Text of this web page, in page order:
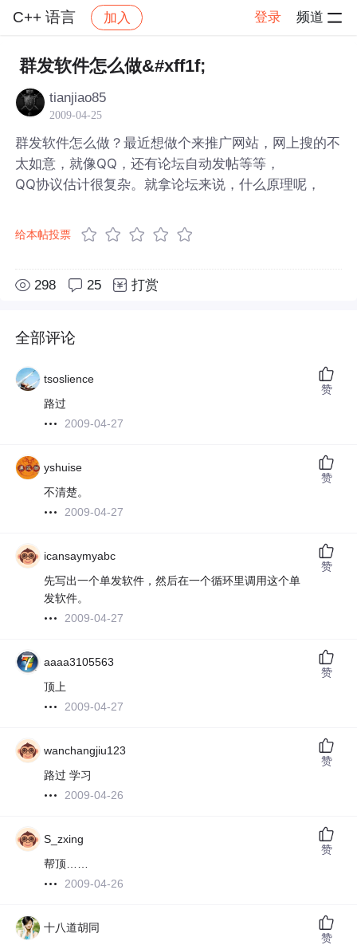
C++ 语言 加入 登录 频道
社区 C++ 语言 帖子详情
群发软件怎么做&#xff1f;
tianjiao85
2009-04-25
群发软件怎么做？最近想做个来推广网站，网上搜的不
太如意，就像QQ，还有论坛自动发帖等等，
QQ协议估计很复杂。就拿论坛来说，什么原理呢，
给本帖投票
298 25 打赏
全部评论
tsoslience
路过
2009-04-27
赞
yshuise
不清楚。
2009-04-27
赞
icansaymyabc
先写出一个单发软件，然后在一个循环里调用这个单
发软件。
2009-04-27
赞
aaaa3105563
顶上
2009-04-27
赞
wanchangjiu123
路过 学习
2009-04-26
赞
S_zxing
帮顶……
2009-04-26
赞
十八道胡同
赞